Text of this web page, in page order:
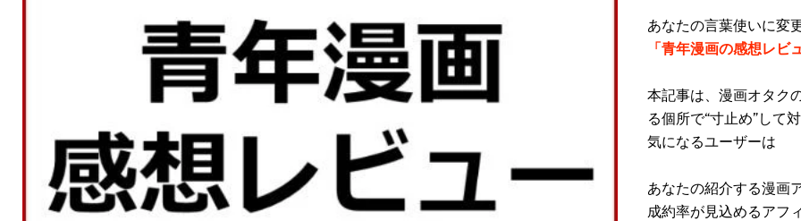
あなたの言葉使いに変
「青年漫画の感想レビ
本記事は、漫画オタク
る個所で“寸止め”して
気になるユーザーは
あなたの紹介する漫画
成約率が見込めるアフ